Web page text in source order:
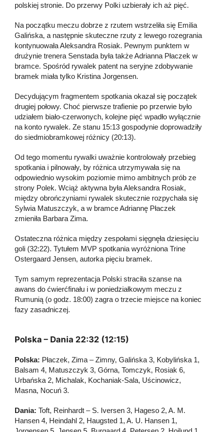
polskiej stronie. Do przerwy Polki uzbierały ich aż pięć.
Na początku meczu dobrze z rzutem wstrzeliła się Emilia
Galińska, a następnie skuteczne rzuty z lewego rozegrania
kontynuowała Aleksandra Rosiak. Pewnym punktem w
drużynie trenera Senstada była także Adrianna Płaczek w
bramce. Spośród rywalek patent na seryjne zdobywanie
bramek miała tylko Kristina Jorgensen.
Decydującym fragmentem spotkania okazał się początek
drugiej połowy. Choć pierwsze trafienie po przerwie było
udziałem biało-czerwonych, kolejne pięć wpadło wyłącznie
na konto rywalek. Ze stanu 15:13 gospodynie doprowadziły
do siedmiobramkowej różnicy (20:13).
Od tego momentu rywalki uważnie kontrolowały przebieg
spotkania i pilnowały, by różnica utrzymywała się na
odpowiednio wysokim poziomie mimo ambitnych prób ze
strony Polek. Wciąż aktywna była Aleksandra Rosiak,
między obrończyniami rywalek skutecznie rozpychała się
Sylwia Matuszczyk, a w bramce Adriannę Płaczek
zmieniła Barbara Zima.
Ostateczna różnica między zespołami sięgnęła dziesięciu
goli (32:22). Tytułem MVP spotkania wyróżniona Trine
Ostergaard Jensen, autorka pięciu bramek.
Tym samym reprezentacja Polski straciła szanse na
awans do ćwierćfinału i w poniedziałkowym meczu z
Rumunią (o godz. 18:00) zagra o trzecie miejsce na koniec
fazy zasadniczej.
Polska – Dania 22:32 (12:15)
Polska: Płaczek, Zima – Zimny, Galińska 3, Kobylińska 1,
Balsam 4, Matuszczyk 3, Górna, Tomczyk, Rosiak 6,
Urbańska 2, Michalak, Kochaniak-Sala, Uścinowicz,
Masna, Nocuń 3.
Dania: Toft, Reinhardt – S. Iversen 3, Hageso 2, A. M.
Hansen 4, Heindahl 2, Haugsted 1, A. U. Hansen 1,